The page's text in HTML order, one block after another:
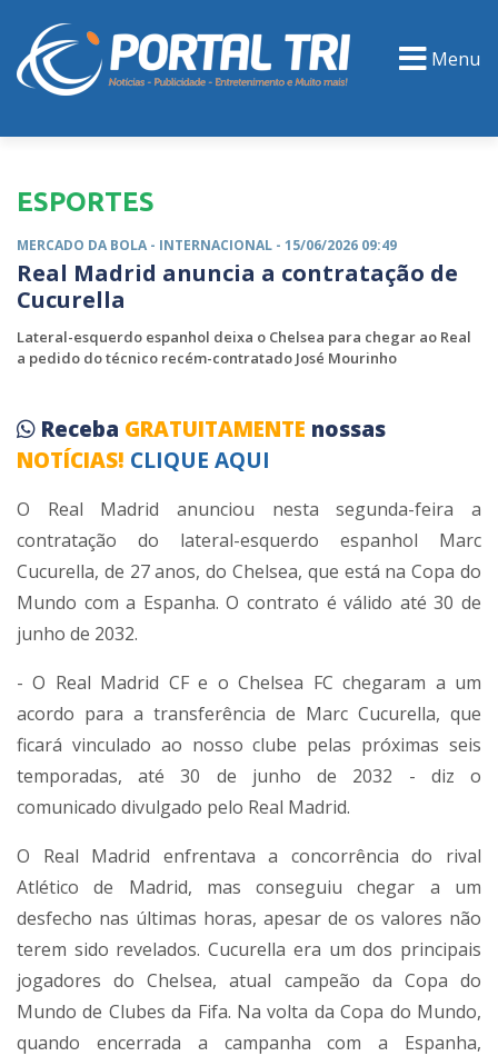
Menu
ESPORTES
MERCADO DA BOLA - INTERNACIONAL - 15/06/2026 09:49
Real Madrid anuncia a contratação de
Cucurella
Lateral-esquerdo espanhol deixa o Chelsea para chegar ao Real
a pedido do técnico recém-contratado José Mourinho
Receba GRATUITAMENTE nossas
NOTÍCIAS! CLIQUE AQUI
O Real Madrid anunciou nesta segunda-feira a
contratação do lateral-esquerdo espanhol Marc
Cucurella, de 27 anos, do Chelsea, que está na Copa do
Mundo com a Espanha. O contrato é válido até 30 de
junho de 2032.
- O Real Madrid CF e o Chelsea FC chegaram a um
acordo para a transferência de Marc Cucurella, que
ficará vinculado ao nosso clube pelas próximas seis
temporadas, até 30 de junho de 2032 - diz o
comunicado divulgado pelo Real Madrid.
O Real Madrid enfrentava a concorrência do rival
Atlético de Madrid, mas conseguiu chegar a um
desfecho nas últimas horas, apesar de os valores não
terem sido revelados. Cucurella era um dos principais
jogadores do Chelsea, atual campeão da Copa do
Mundo de Clubes da Fifa. Na volta da Copa do Mundo,
quando encerrada a campanha com a Espanha,